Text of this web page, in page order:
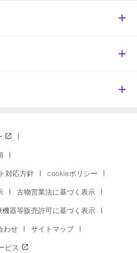
対応方針 cookieポリシー
古物営業法に基づく表示
機器等販売許可に基づく表示
わせ サイトマップ
ビス